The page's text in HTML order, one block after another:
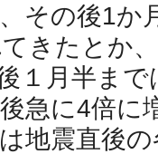
その後1か
きたとか
１月半ま
急に4倍に
地震直後